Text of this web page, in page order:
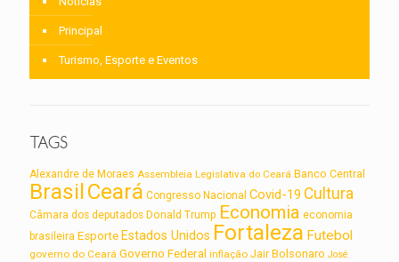
Principal
Turismo, Esporte e Eventos
TAGS
Alexandre de Moraes Assembleia Legislativa do Ceará Banco Central
BrasilCeará Congresso Nacional Covid-19 Cultura
Câmara dos deputados Donald Trump Economia economia
brasileira Esporte Estados Unidos Fortaleza Futebol
governo do Ceará Governo Federal inflação Jair Bolsonaro José